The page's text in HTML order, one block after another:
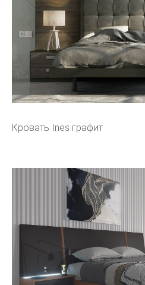
Кровать Ines графит